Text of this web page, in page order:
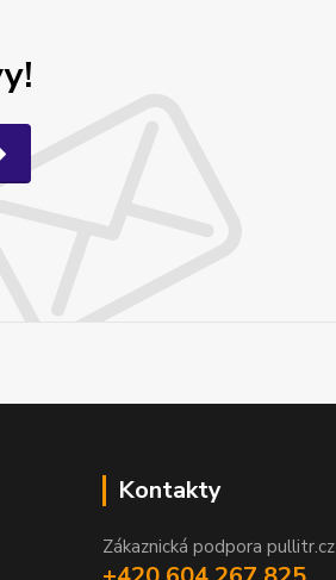
Kontakty
Zákaznická podpora pullitr.cz